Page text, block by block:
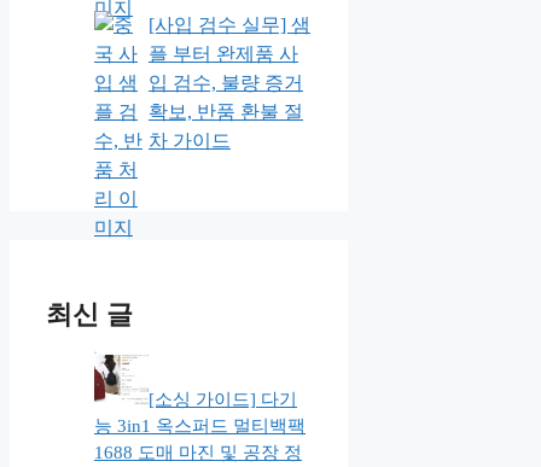
[사입 검수 실무] 샘
플 부터 완제품 사
입 검수, 불량 증거
확보, 반품 환불 절
차 가이드
최신 글
[소싱 가이드] 다기
능 3in1 옥스퍼드 멀티백팩
1688 도매 마진 및 공장 정